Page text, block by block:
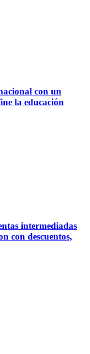
con un
la educación
intermediadas
con descuentos,